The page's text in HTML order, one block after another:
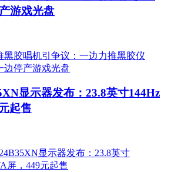
游戏光盘
显示器发布：23.8英寸144Hz
起售